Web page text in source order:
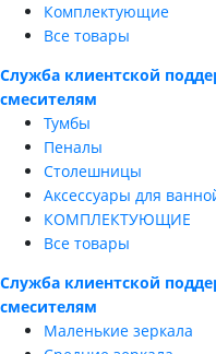
Комплектующие
Все товары
Служба клиентской
смесителям
Тумбы
Пеналы
Столешницы
Аксессуары для
КОМПЛЕКТУЮЩИЕ
Все товары
Служба клиентской
смесителям
Маленькие зеркала